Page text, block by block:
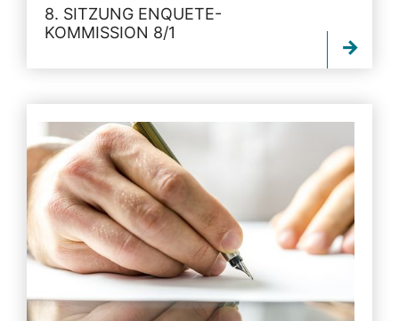
8. SITZUNG ENQUETE-
KOMMISSION 8/1